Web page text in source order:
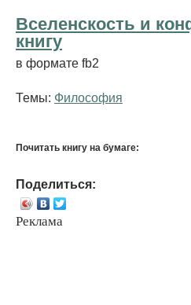
Вселенскость и
книгу
в формате fb2
Темы: Философия
Почитать книгу на бумаге:
Поделиться:
Реклама